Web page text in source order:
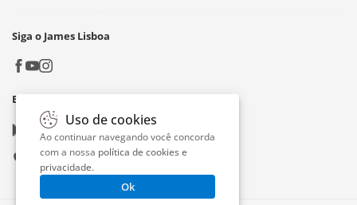
Siga o James Lisboa
Baixe o App
Google play
App store
Uso de cookies
Ao continuar navegando você concorda
com a nossa política de cookies e
privacidade.
Ok